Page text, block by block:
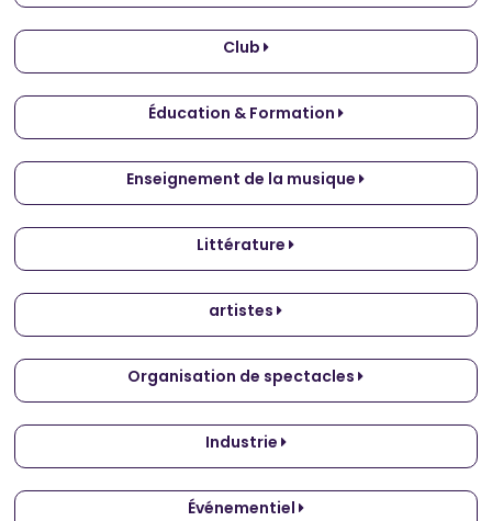
Club
Éducation & Formation
Enseignement de la musique
Littérature
artistes
Organisation de spectacles
Industrie
Événementiel